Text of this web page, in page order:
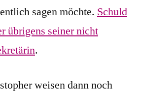
sagen möchte. Schuld
übrigens seiner nicht
.
weisen dann noch